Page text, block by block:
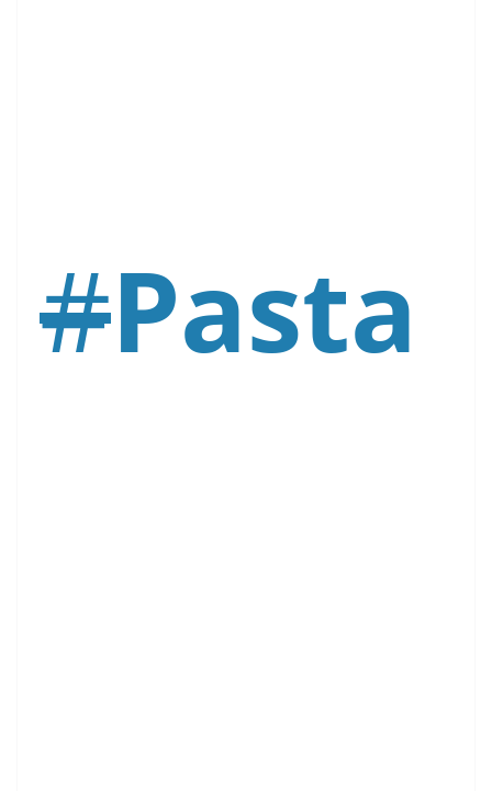
#Pasta